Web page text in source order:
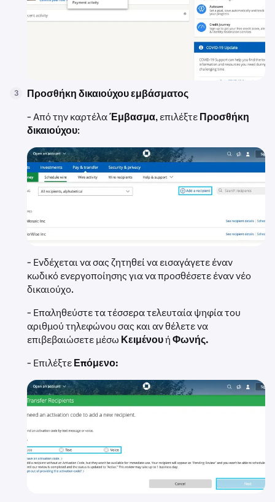
3
Προσθήκη δικαιούχου εμβάσματος
- Από την καρτέλαΈμβασμα, επιλέξτεΠροσθήκη
δικαιούχου:
- Ενδέχεται να σας ζητηθεί να εισαγάγετε έναν
κωδικό ενεργοποίησης για να προσθέσετε έναν νέο
δικαιούχο.
- Επαληθεύστε τα τέσσερα τελευταία ψηφία του
αριθμού τηλεφώνου σας και αν θέλετε να
επιβεβαιώσετε μέσω ΚειμένουήΦωνής.
- ΕπιλέξτεΕπόμενο: